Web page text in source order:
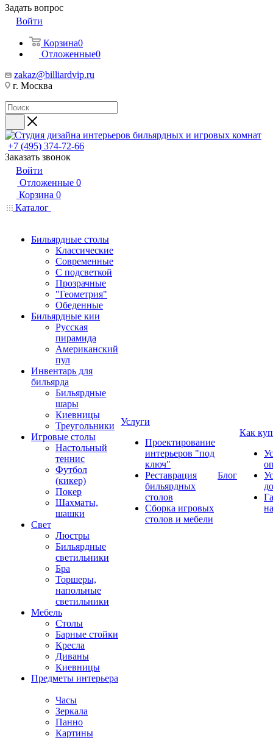
Задать вопрос
Войти
Корзина0
Отложенные0
zakaz@billiardvip.ru
г. Москва
+7 (495) 374-72-66
Заказать звонок
Войти
Отложенные 0
Корзина 0
Каталог
Бильярдные столы
Классические
Современные
С подсветкой
Прозрачные
"Геометрия"
Обеденные
Бильярдные кии
Русская
пирамида
Американский
пул
Инвентарь для
бильярда
Бильярдные
шары
Киевницы
Треугольники
Игровые столы
Настольный
теннис
Футбол
(кикер)
Покер
Шахматы,
шашки
Свет
Люстры
Бильярдные
светильники
Бра
Торшеры,
напольные
светильники
Мебель
Столы
Барные стойки
Кресла
Диваны
Киевницы
Предметы интерьера
Часы
Зеркала
Панно
Картины
Услуги
Проектирование
интерьеров "под
ключ"
Реставрация
бильярдных
столов
Сборка игровых
столов и мебели
Блог
Как